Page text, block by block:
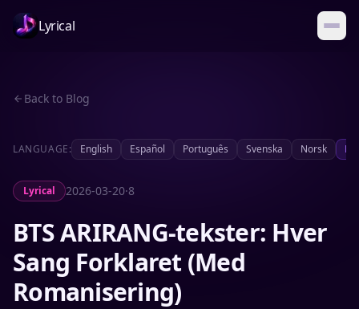
Lyrical
Back to Blog
LANGUAGE: English Español Português Svenska Norsk
Lyrical 2026-03-20·8
BTS ARIRANG-tekster: Hver
Sang Forklaret (Med
Romanisering)